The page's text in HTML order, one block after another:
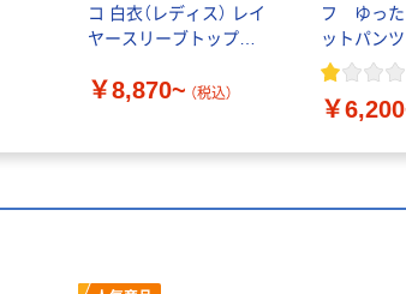
コ 白衣（レディス） レイ
ヤースリーブトップス
￥8,870~ （税込）
フ ゆった
ットパンツ
￥